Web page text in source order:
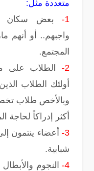
متعددة مثل:
1-
بعض سكان
واجبهم.. أو أنهم
المجتمع.
2-
الطلاب على
أولئك الطلاب
وبالأخص طلاب
أكثر إدراكاً لحاجة
3-
أعضاء ينتمون
شبابية.
4-
النجوم